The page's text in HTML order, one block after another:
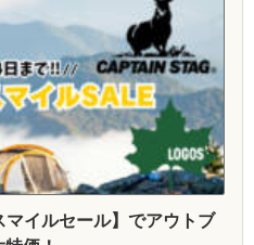
イルセール】でアウトブ